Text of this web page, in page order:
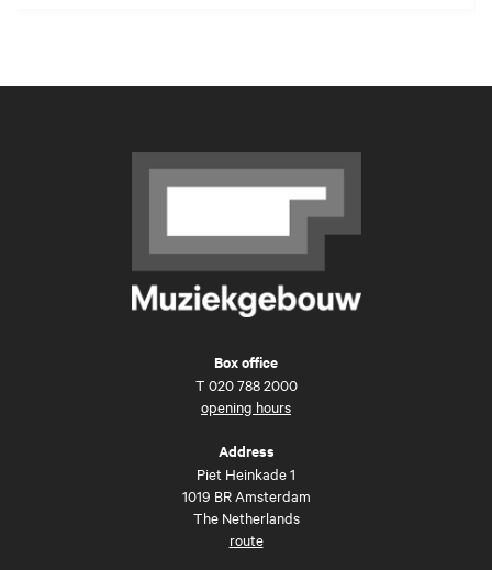
Box office
T 020 788 2000
opening hours
Address
Piet Heinkade 1
1019 BR Amsterdam
The Netherlands
route